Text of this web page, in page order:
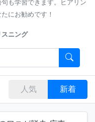
も学習できます。ヒアリン
にお勧めです！
ニング
人気 新着